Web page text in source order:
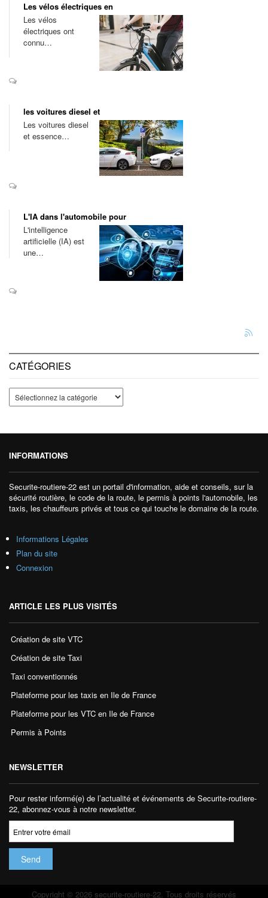
Les vélos électriques en
Les vélos
électriques ont
connu…
les voitures diesel et
Les voitures diesel
et essence…
L'IA dans l'automobile pour
L'intelligence
artificielle (IA) est
une…
CATÉGORIES
INFORMATIONS
Securite-routiere-22 est un portail d'information, aide et conseils, sur la
sécurité routière, le code de la route, le permis à points l'automobile, les
taxis, les chauffeurs privés et tous ce qui touche le domaine de la route.
Informations Légales
Plan du site
Connexion
ARTICLE LES PLUS VISITÉS
Création de site VTC
Création de site Taxi
Taxi conventionnés
Plateforme pour les taxis en Ile de France
Plateforme pour les VTC en Ile de France
Permis à Points
NEWSLETTER
Pour rester informé(e) de l’actualité et événements de Securite-routiere-
22, abonnez-vous à notre newsletter.
Copyright © 2026 securite-routiere-22. Tous droits réservés